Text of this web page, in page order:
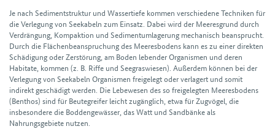
Je nach Sediment­struktur und Wassertiefe kommen verschiedene Techniken für
die Verlegung von Seekabeln zum Einsatz. Dabei wird der Meeresgrund durch
Verdrängung, Kompaktion und Sediment­umlagerung mechanisch beansprucht.
Durch die Flächenbeanspruchung des Meeresbodens kann es zu einer direkten
Schädigung oder Zerstörung, am Boden lebender Organismen und deren
Habitate, kommen (z. B. Riffe und Seegraswiesen). Außerdem können bei der
Verlegung von Seekabeln Organismen freig­elegt oder verlagert und somit
indirekt geschädigt werden. Die Lebewesen des so frei­gelegten Meeres­bodens
(Benthos) sind für Beute­greifer leicht zugänglich, etwa für Zugvögel, die
insbesondere die Boddengewässer, das Watt und Sandbänke als
Nahrungsgebiete nutzen.